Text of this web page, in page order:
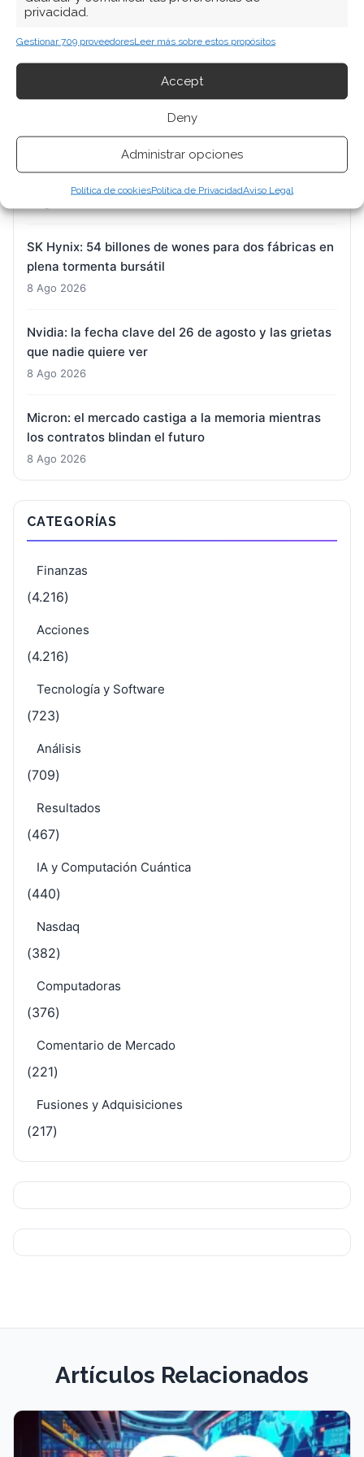
privacidad.
Gestionar 709 proveedoresLeer más sobre estos propósitos
Accept
Deny
Administrar opciones
Política de cookiesPolítica de PrivacidadAviso Legal
ARTÍCULOS RECIENTES
mientras los contratos a largo plazo sostienen la
DroneShield: la gran banca apuntala el valor
SK Hynix: 54 billones de wones para dos fábricas en
plena tormenta bursátil
8 Ago 2026
Nvidia: la fecha clave del 26 de agosto y las grietas
que nadie quiere ver
8 Ago 2026
Micron: el mercado castiga a la memoria mientras
los contratos blindan el futuro
8 Ago 2026
CATEGORÍAS
Finanzas
(4.216)
Acciones
(4.216)
Tecnología y Software
(723)
Análisis
(709)
Resultados
(467)
IA y Computación Cuántica
(440)
Nasdaq
(382)
Computadoras
(376)
Comentario de Mercado
(221)
Fusiones y Adquisiciones
(217)
Artículos Relacionados